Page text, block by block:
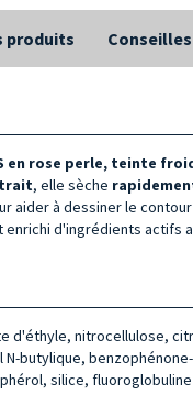
produits Conseilles
en rose perle, teinte
trait, elle sèche
aider à dessiner le
enrichi d'ingrédients
d'éthyle, nitrocellulose,
butylique,
silice,